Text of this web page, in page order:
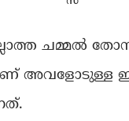
ചമ്മൽ
അവളോടുള്ള